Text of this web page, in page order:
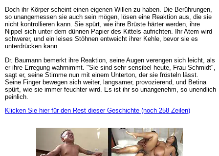
Doch ihr Körper scheint einen eigenen Willen zu haben. Die Berührungen,
so unangemessen sie auch sein mögen, lösen eine Reaktion aus, die sie
nicht kontrollieren kann. Sie spürt, wie ihre Brüste härter werden, ihre
Nippel sich unter dem dünnen Papier des Kittels aufrichten. Ihr Atem wird
schwerer, und ein leises Stöhnen entweicht ihrer Kehle, bevor sie es
unterdrücken kann.
Dr. Baumann bemerkt ihre Reaktion, seine Augen verengen sich leicht, als
er ihre Erregung wahrnimmt. "Sie sind sehr sensibel heute, Frau Schmidt",
sagt er, seine Stimme nun mit einem Unterton, der sie frösteln lässt.
Seine Finger bewegen sich weiter, langsamer, provozierend, und Betina
spürt, wie sie immer feuchter wird. Es ist ihr so unangenehm, so unendlich
peinlich.
Klicken Sie hier für den Rest dieser Geschichte (noch 258 Zeilen)